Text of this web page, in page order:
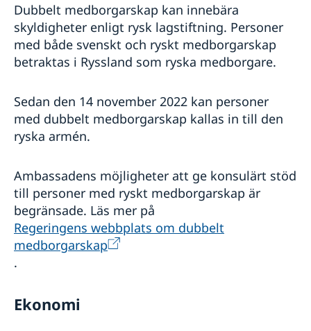
Dubbelt medborgarskap kan innebära
skyldigheter enligt rysk lagstiftning. Personer
med både svenskt och ryskt medborgarskap
betraktas i Ryssland som ryska medborgare.
Sedan den 14 november 2022 kan personer
med dubbelt medborgarskap kallas in till den
ryska armén.
Ambassadens möjligheter att ge konsulärt stöd
till personer med ryskt medborgarskap är
begränsade. Läs mer på
Regeringens webbplats om dubbelt
medborgarskap
.
Ekonomi